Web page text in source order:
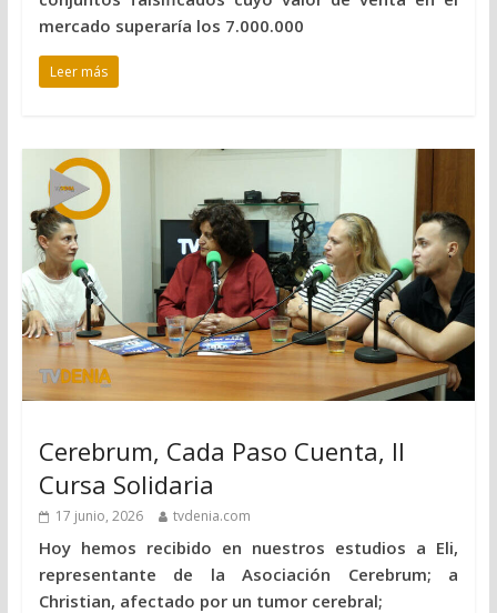
mercado superaría los 7.000.000
Leer más
Cerebrum, Cada Paso Cuenta, II
Cursa Solidaria
17 junio, 2026 tvdenia.com
Hoy hemos recibido en nuestros estudios a Eli,
representante de la Asociación Cerebrum; a
Christian, afectado por un tumor cerebral;